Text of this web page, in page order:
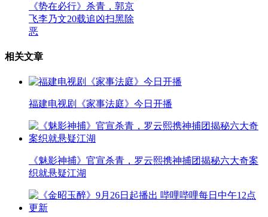
《势在必行》杀青，郭京
飞李乃文20载追凶扫黑除
恶
相关文章
福建电视剧《家事法庭》今日开播
《魅影神捕》官宣杀青，罗云熙携神捕团揭秘六大奇案
织就悬疑江湖